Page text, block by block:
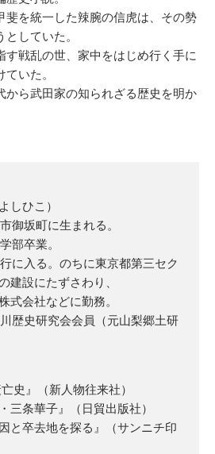
斐を統一した辣腕の信虎は、その勢
していた。
す戦乱の世、家中をはじめ行く手に
いた。
から武田家の知られざる歴史を明か
しひこ）
御坂町に生まれる。
部卒業。
に入る。のちに東京都第三セク
建設にたずさわり、
式会社などに勤務。
歴史研究会会員（元山梨郷土研
史』（新人物往来社）
三条華子』（日貿出版社）
と卒去地を探る』（サンニチ印